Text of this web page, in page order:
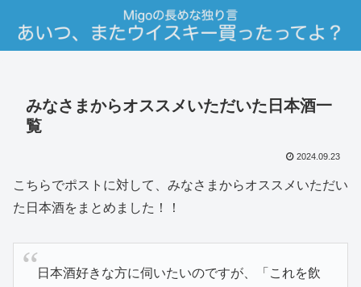
みなさまからオススメいただいた日本酒一
覧
2024.09.23
こちらでポストに対して、みなさまからオススメいただい
た日本酒をまとめました！！
日本酒好きな方に伺いたいのですが、「これを飲